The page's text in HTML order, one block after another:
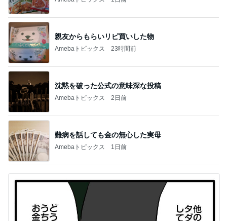
親友からもらいリピ買いした物
Amebaトピックス 23時間前
沈黙を破った公式の意味深な投稿
Amebaトピックス 2日前
難病を話しても金の無心した実母
Amebaトピックス 1日前